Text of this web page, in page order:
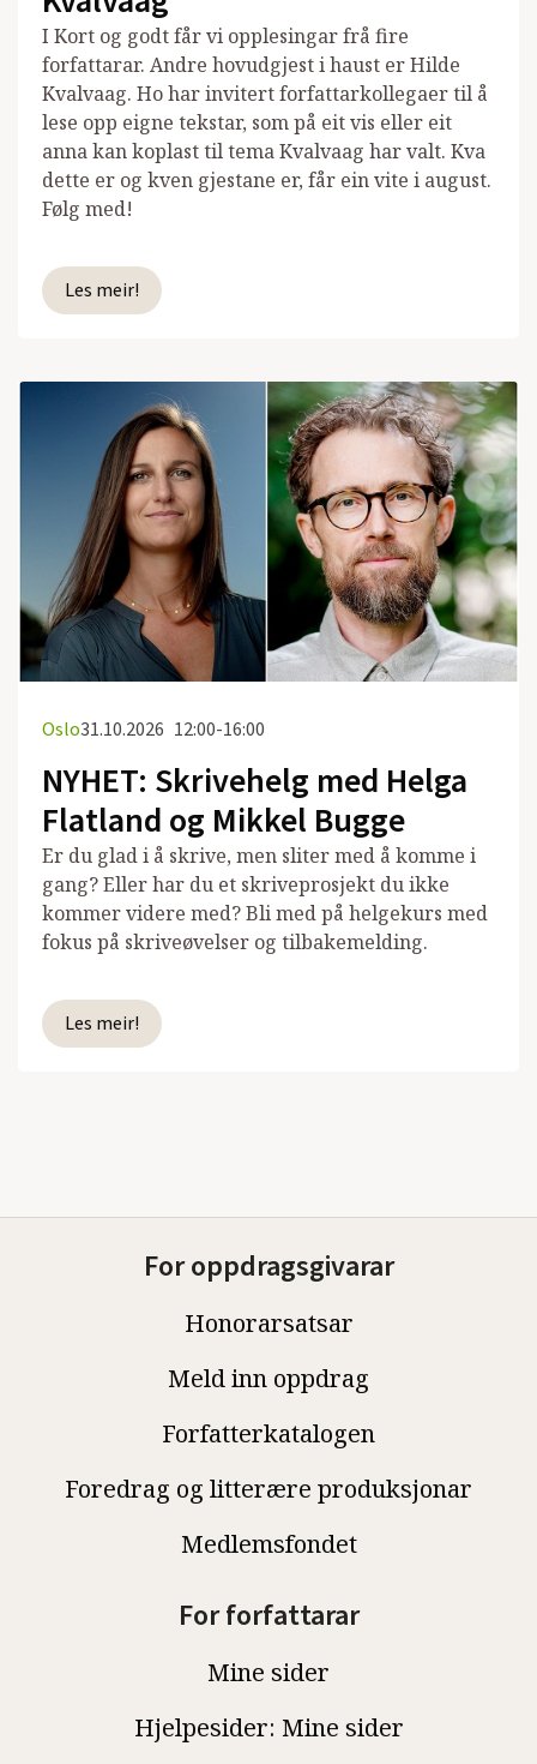
I Kort og godt får vi opplesingar frå fire
forfattarar. Andre hovudgjest i haust er Hilde
Kvalvaag. Ho har invitert forfattarkollegaer til å
lese opp eigne tekstar, som på eit vis eller eit
anna kan koplast til tema Kvalvaag har valt. Kva
dette er og kven gjestane er, får ein vite i august.
Følg med!
Les meir!
Oslo31.10.2026 12:00-16:00
NYHET: Skrivehelg med Helga
Flatland og Mikkel Bugge
Er du glad i å skrive, men sliter med å komme i
gang? Eller har du et skriveprosjekt du ikke
kommer videre med? Bli med på helgekurs med
fokus på skriveøvelser og tilbakemelding.
Les meir!
For oppdragsgivarar
Honorarsatsar
Meld inn oppdrag
Forfatterkatalogen
Foredrag og litterære produksjonar
Medlemsfondet
For forfattarar
Mine sider
Hjelpesider: Mine sider